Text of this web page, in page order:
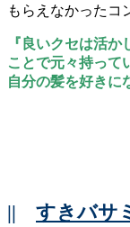
もらえなかったコ
『良いクセは活
ことで元々持って
自分の髪を好きに
|| すきバサ